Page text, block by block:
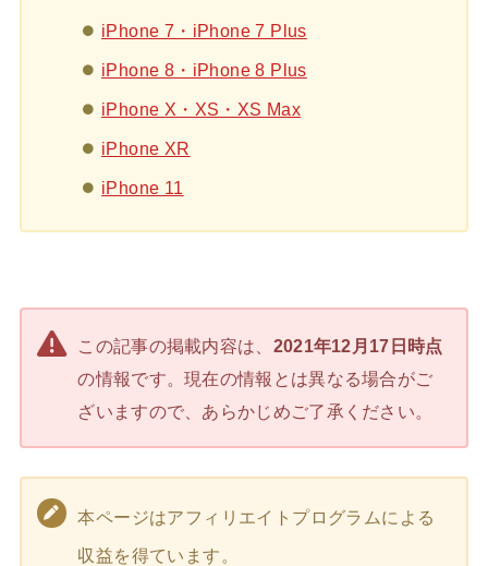
iPhone 7・iPhone 7 Plus
iPhone 8・iPhone 8 Plus
iPhone X・XS・XS Max
iPhone XR
iPhone 11
この記事の掲載内容は、 2021年12月17日時点
の情報です。現在の情報とは異なる場合がご
ざいますので、あらかじめご了承ください。
本ページはアフィリエイトプログラムによる
収益を得ています。